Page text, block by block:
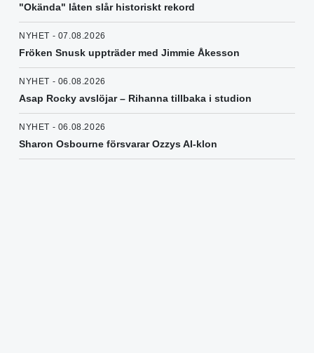
"Okända" låten slår historiskt rekord
NYHET - 07.08.2026
Fröken Snusk uppträder med Jimmie Åkesson
NYHET - 06.08.2026
Asap Rocky avslöjar – Rihanna tillbaka i studion
NYHET - 06.08.2026
Sharon Osbourne försvarar Ozzys AI-klon